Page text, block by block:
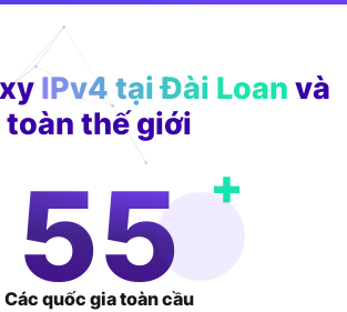
IPv4 tại Đài Loan và
toàn thế giới
94 +
Các quốc giatoàn cầu